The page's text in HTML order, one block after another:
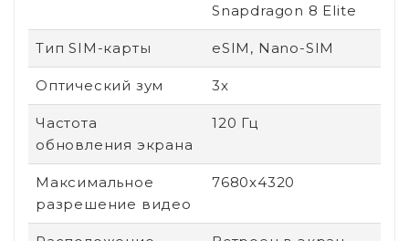
Snapdragon 8 Elite
Тип SIM-карты eSIM, Nano-SIM
Оптический зум 3х
Частота
обновления экрана
120 Гц
Максимальное
разрешение видео
7680x4320